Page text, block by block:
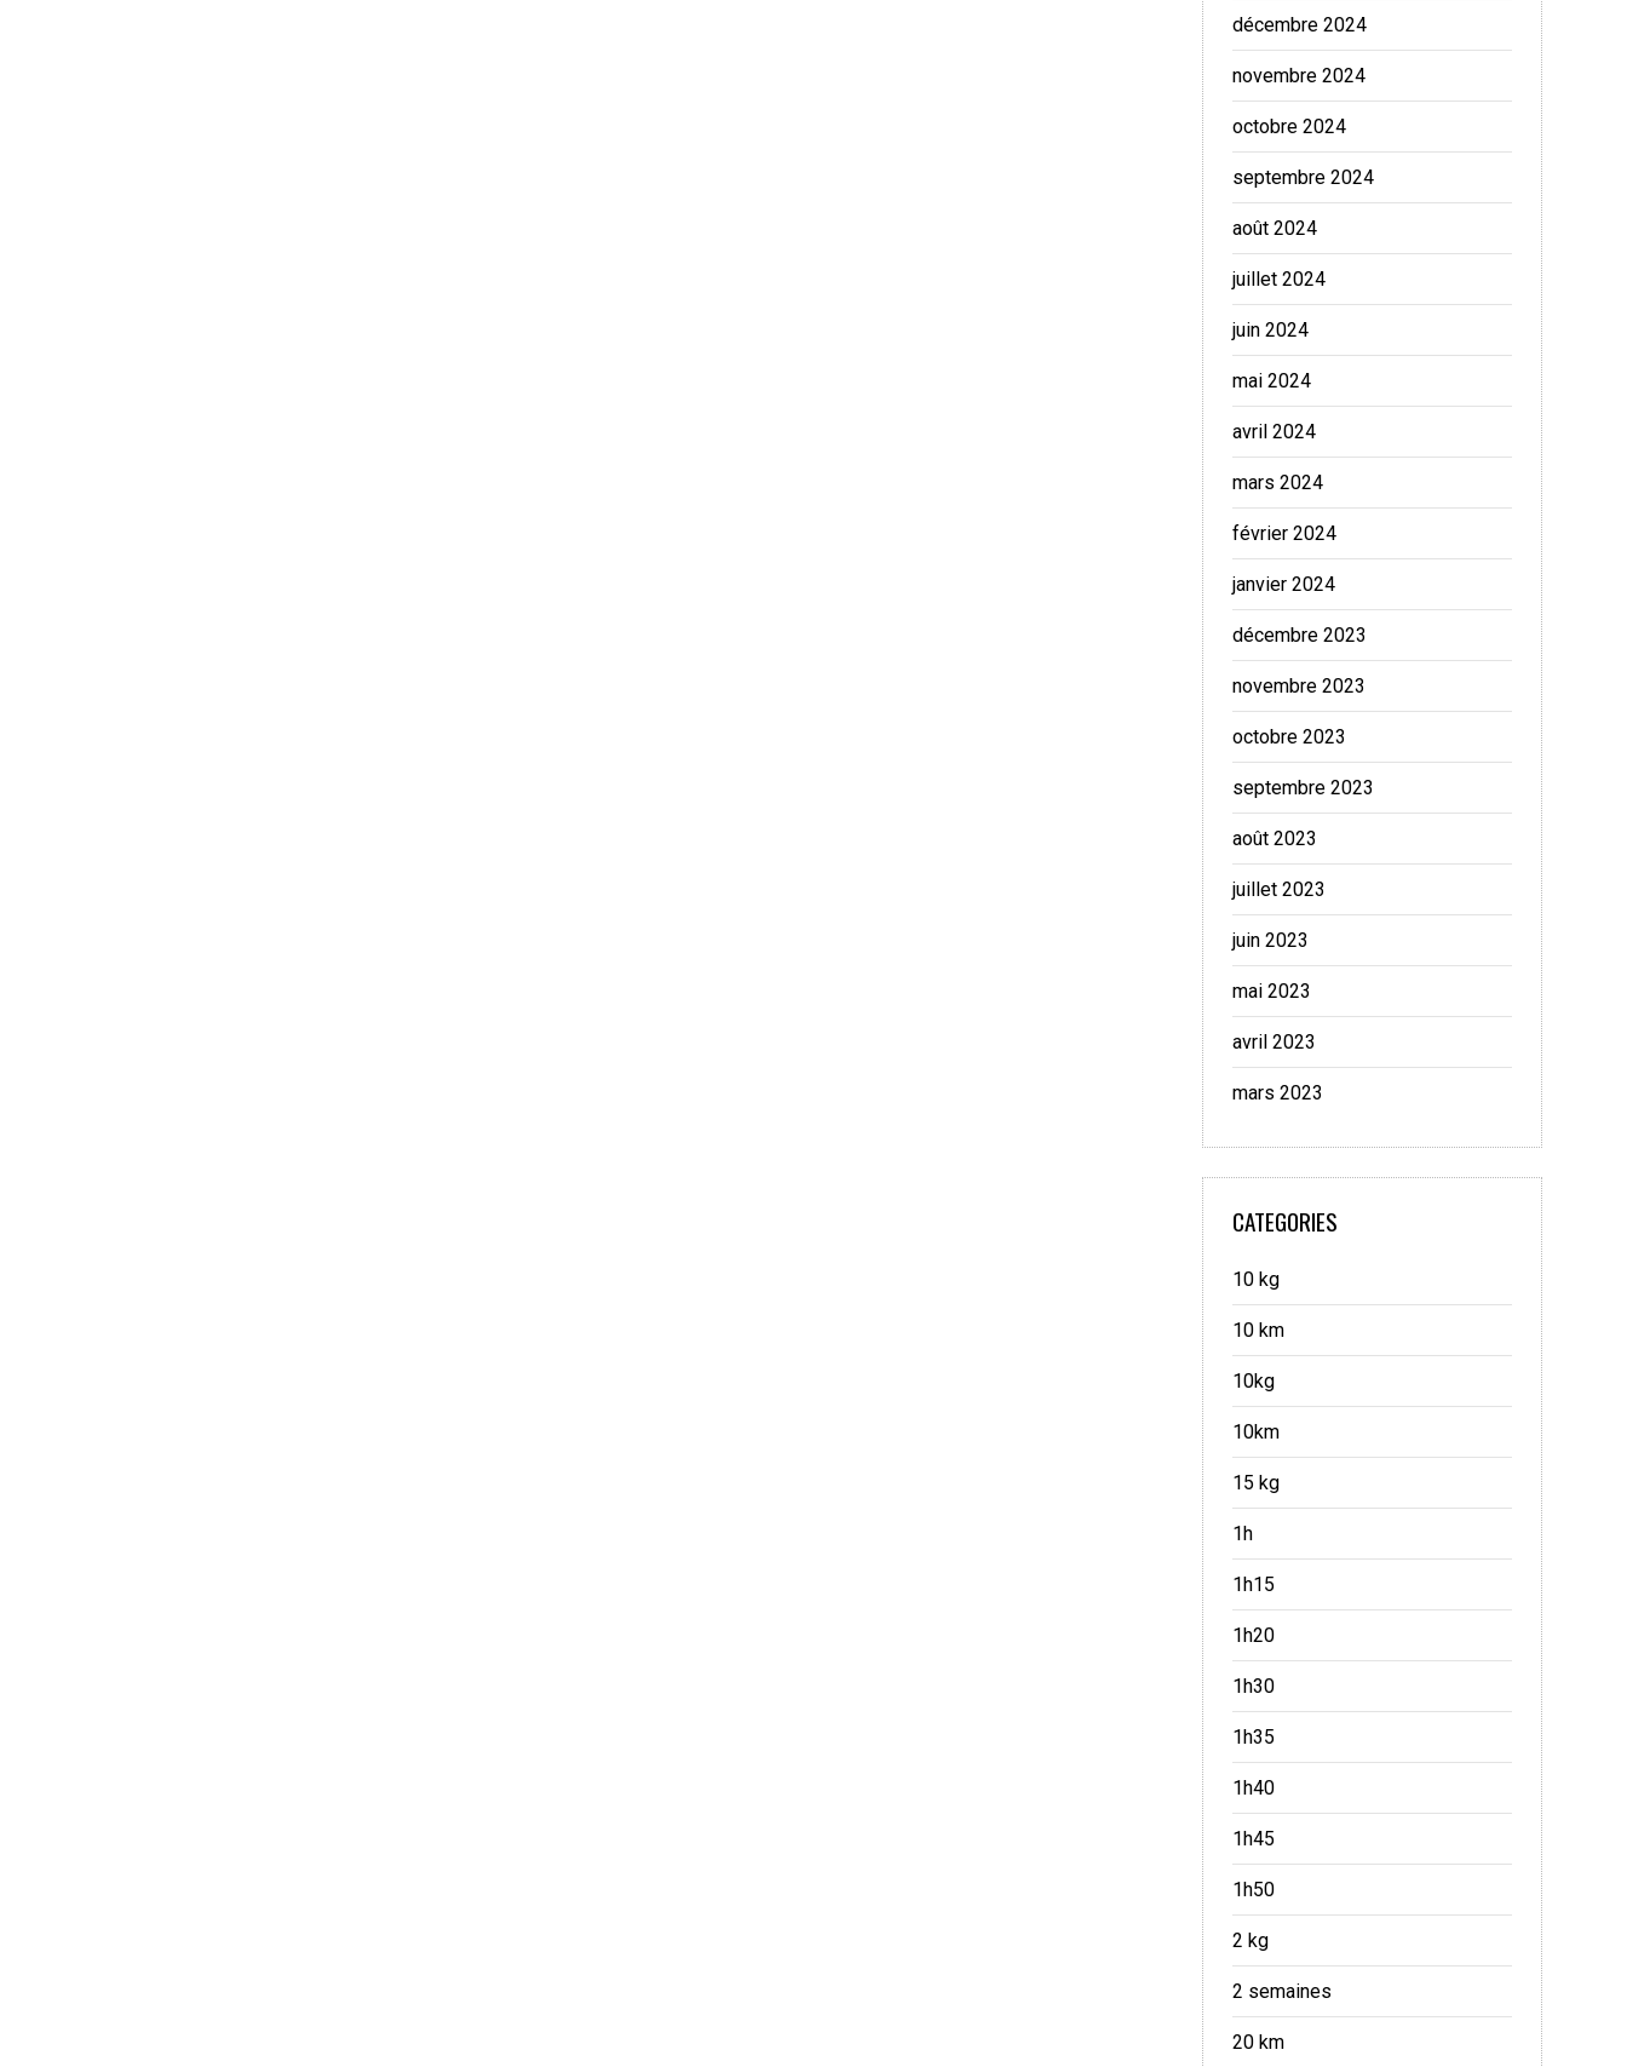
décembre 2024
novembre 2024
octobre 2024
septembre 2024
août 2024
juillet 2024
juin 2024
mai 2024
avril 2024
mars 2024
février 2024
janvier 2024
décembre 2023
novembre 2023
octobre 2023
septembre 2023
août 2023
juillet 2023
juin 2023
mai 2023
avril 2023
mars 2023
CATEGORIES
10 kg
10 km
10kg
10km
15 kg
1h
1h15
1h20
1h30
1h35
1h40
1h45
1h50
2 kg
2 semaines
20 km